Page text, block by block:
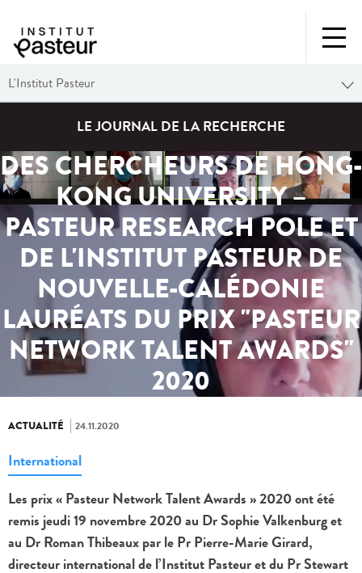
L'Institut Pasteur
LE JOURNAL DE LA RECHERCHE
DES CHERCHEURS DE HONG-
KONG UNIVERSITY –
PASTEUR RESEARCH POLE ET
DE L'INSTITUT PASTEUR DE
NOUVELLE-CALÉDONIE
LAURÉATS DU PRIX "PASTEUR
NETWORK TALENT AWARDS"
2020
ACTUALITÉ 24.11.2020
International
Les prix « Pasteur Network Talent Awards » 2020 ont été
remis jeudi 19 novembre 2020 au Dr Sophie Valkenburg et
au Dr Roman Thibeaux par le Pr Pierre-Marie Girard,
directeur international de l’Institut Pasteur et du Pr Stewart